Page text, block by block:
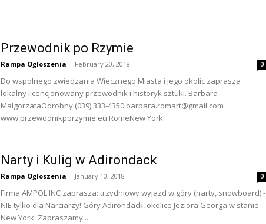
Przewodnik po Rzymie
Rampa Ogloszenia - February 20, 2018 0
Do wspolnego zwiedzania Wiecznego Miasta i jego okolic zaprasza
lokalny licencjonowany przewodnik i historyk sztuki. Barbara
MalgorzataOdrobny (039) 333-4350 barbara.romart@gmail.com
www.przewodnikporzymie.eu RomeNew York
Narty i Kulig w Adirondack
Rampa Ogloszenia - January 10, 2018 0
Firma AMPOL INC zaprasza: trzydniowy wyjazd w góry (narty, snowboard) -
NIE tylko dla Narciarzy! Góry Adirondack, okolice Jeziora Georga w stanie
New York. Zapraszamy...